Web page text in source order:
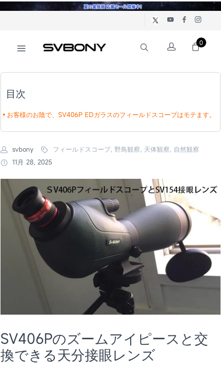
0
目次
お客様のお陰で、SV406P EDガラスのフィールドスコープはモテます。
svbony
フィールドスコープ, 野鳥観察, 天体観察, 自然観察
11月 28, 2025
SV406Pのズームアイピースと交
換できる天分接眼レンズ